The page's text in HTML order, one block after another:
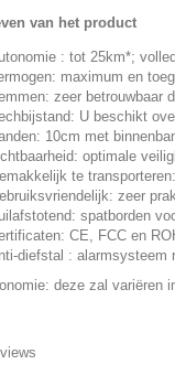
van het product
: tot 25km*;
maximum en
zeer betrouwbaar
U beschikt
10cm met
optimale
te
zeer
spatborden
CE, FCC en
diefstal : alarmsysteem
deze zal variëren